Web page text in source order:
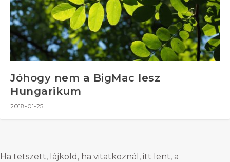
Jóhogy nem a BigMac lesz
Hungarikum
2018-01-25
Ha tetszett, lájkold, ha vitatkoznál, itt lent, a